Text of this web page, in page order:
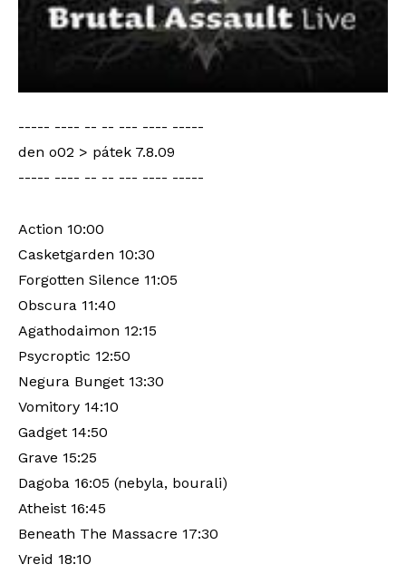
----- ---- -- -- --- ---- -----
den o02 > pátek 7.8.09
----- ---- -- -- --- ---- -----
Action 10:00
Casketgarden 10:30
Forgotten Silence 11:05
Obscura 11:40
Agathodaimon 12:15
Psycroptic 12:50
Negura Bunget 13:30
Vomitory 14:10
Gadget 14:50
Grave 15:25
Dagoba 16:05 (nebyla, bourali)
Atheist 16:45
Beneath The Massacre 17:30
Vreid 18:10